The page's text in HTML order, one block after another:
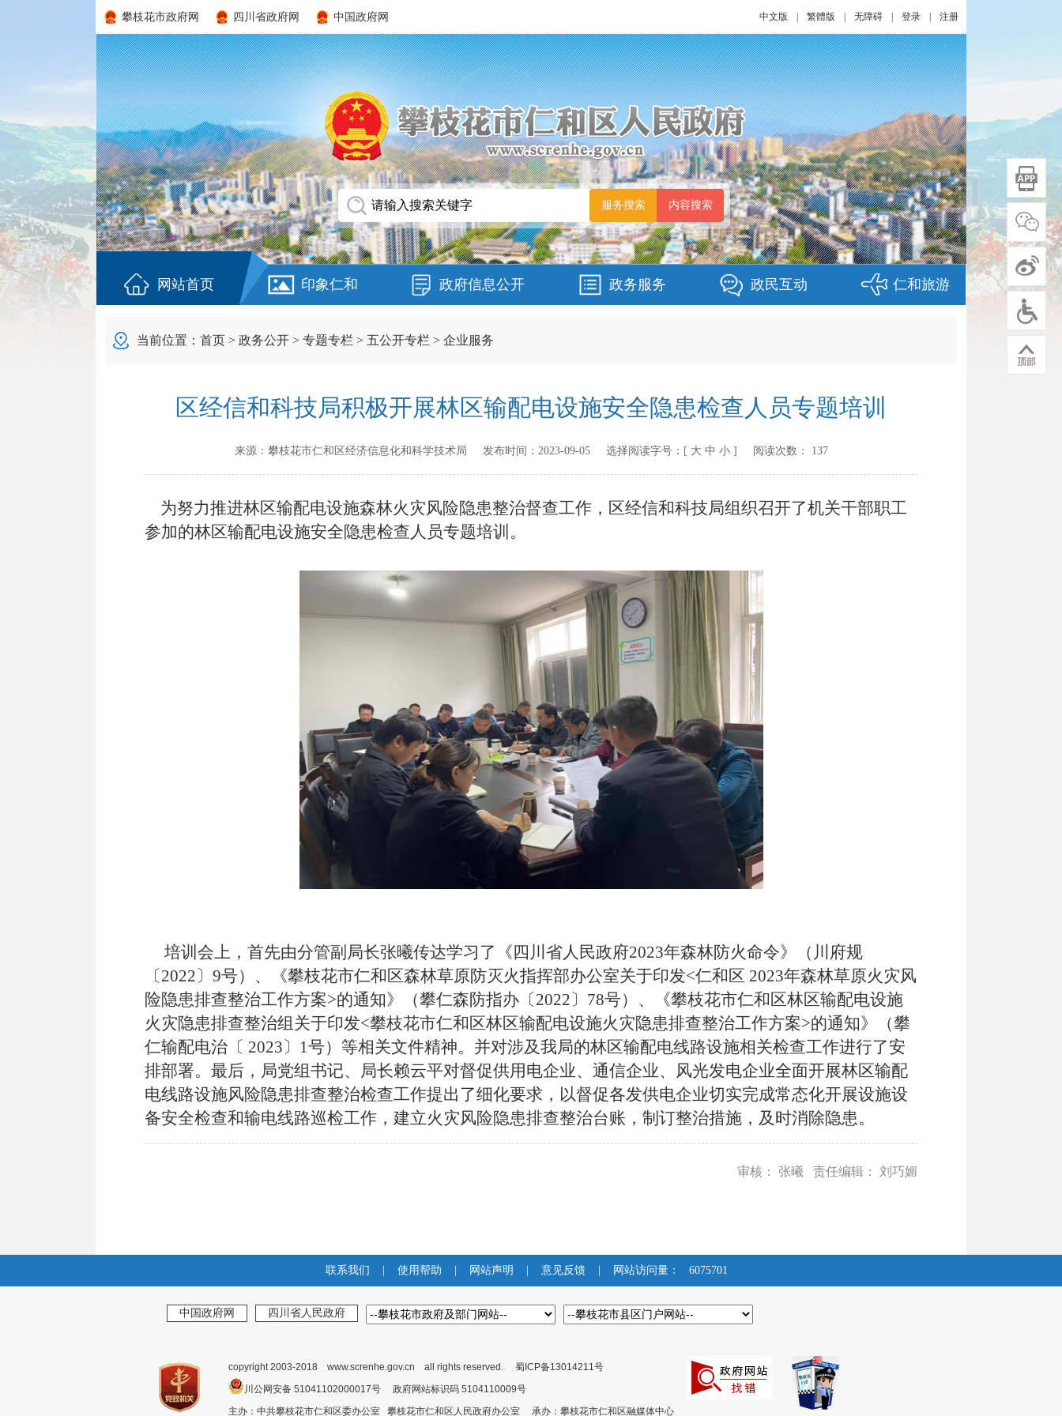
攀枝花市政府网 四川省政府网 中国政府网 中文版 繁體版 无障碍 登录 注册
网站首页 印象仁和 政府信息公开 政务服务 政民互动 仁和旅游
当前位置： 首页 > 政务公开 > 专题专栏 > 五公开专栏 > 企业服务
区经信和科技局积极开展林区输配电设施安全隐患检查人员专题培训
来源： 攀枝花市仁和区经济信息化和科学技术局 发布时间： 2023-09-05选择阅读字号：[ 大 中 小] 阅读次数： 137
为努力推进林区输配电设施森林火灾风险隐患整治督查工作 ，区经信和科技局组织召开了机关干部职工
参加的林区输配电设施安全隐患检查人员专题培训 。
培训会上，首先由分管副局长张曦传达学习了《四川省人民政府2023年森林防火命令》（川府规
〔2022〕 9号）、《攀枝花市仁和区森林草原防灭火指挥部办公室关于印发<仁和区 2023年森林草原火灾风
险隐患排查整治工作方案>的通知》 （攀仁森防指办〔2022〕 78号）、《攀枝花市仁和区林区输配电设施
火灾隐患排查整治组关于印发<攀枝花市仁和区林区输配电设施火灾隐患排查整治工作方案>的通知》 （攀
仁输配电治〔 2023〕 1号）等相关文件精神。并对涉及我局的林区输配电线路设施相关检查工作进行了安
排部署。最后，局党组书记、局长赖云平对督促供用电企业、通信企业、风光发电企业全面开展林区输配
电线路设施风险隐患排查整治检查工作提出了细化要求，以督促各发供电企业切实完成常态化开展设施设
备安全检查和输电线路巡检工作，建立火灾风险隐患排查整治台账，制订整治措施，及时消除隐患。
审核： 张曦 责任编辑： 刘巧媚
联系我们 使用帮助 网站声明 意见反馈 网站访问量： 6075701
中国政府网 四川省人民政府
copyright 2003-2018 www.screnhe.gov.cn all rights reserved. 蜀ICP备13014211号
川公网安备 51041102000017号 政府网站标识码 5104110009号
主办：中共攀枝花市仁和区委办公室 攀枝花市仁和区人民政府办公室 承办：攀枝花市仁和区融媒体中心